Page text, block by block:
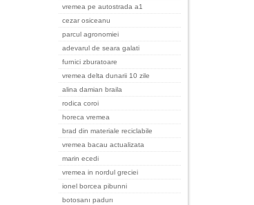
vremea pe autostrada a1
cezar osiceanu
parcul agronomiei
adevarul de seara galati
furnici zburatoare
vremea delta dunarii 10 zile
alina damian braila
rodica coroi
horeca vremea
brad din materiale reciclabile
vremea bacau actualizata
marin ecedi
vremea in nordul greciei
ionel borcea pibunni
botosanı padurı